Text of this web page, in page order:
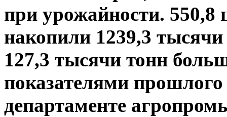
при урожайности. 550,8
накопили 1239,3
127,3 тысячи тонн
показателями
департаменте